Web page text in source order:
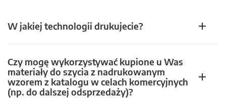
W jakiej technologii drukujecie?
Czy mogę wykorzystywać kupione u Was
materiały do szycia z nadrukowanym
wzorem z katalogu w celach komercyjnych
(np. do dalszej odsprzedaży)?